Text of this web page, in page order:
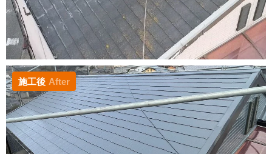
施工後 After